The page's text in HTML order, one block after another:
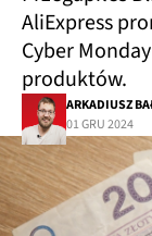
AliExpress
Cyber
produktów.
ARKADIUSZ
01 GRU 2024